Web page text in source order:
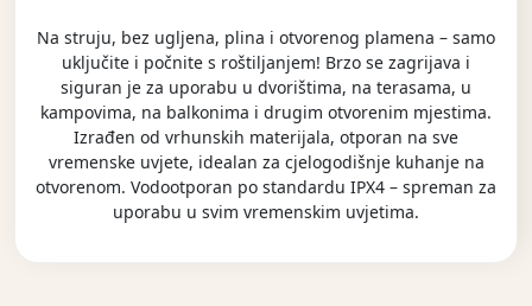
Na struju, bez ugljena, plina i otvorenog plamena – samo
uključite i počnite s roštiljanjem! Brzo se zagrijava i
siguran je za uporabu u dvorištima, na terasama, u
kampovima, na balkonima i drugim otvorenim mjestima.
Izrađen od vrhunskih materijala, otporan na sve
vremenske uvjete, idealan za cjelogodišnje kuhanje na
otvorenom. Vodootporan po standardu IPX4 – spreman za
uporabu u svim vremenskim uvjetima.